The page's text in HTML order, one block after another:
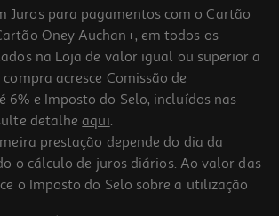
Frango 7kg
Juros para pagamentos com o Cartão
Oney Auchan+, em todos os
na Loja de valor igual ou superior a
acresce Comissão de
6% e Imposto do Selo, incluídos nas
detalhe aqui.
prestação depende do dia da
o cálculo de juros diários. Ao valor das
o Imposto do Selo sobre a utilização